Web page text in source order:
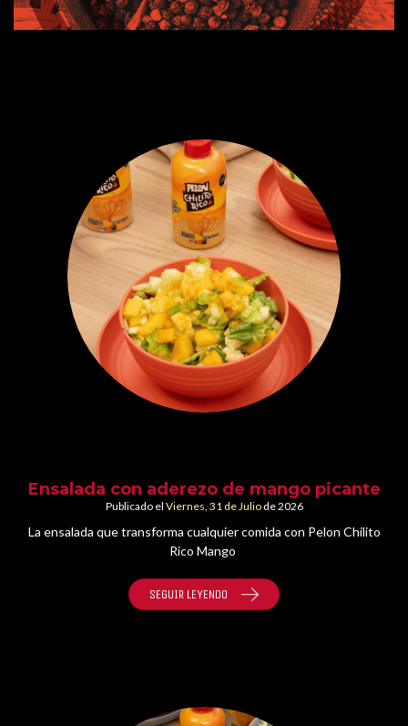
Ensalada con aderezo de mango picante
Publicado el Viernes 31 de Juliode 2026
La ensalada que transforma cualquier comida con Pelon Chilito
Rico Mango
SEGUIR LEYENDO